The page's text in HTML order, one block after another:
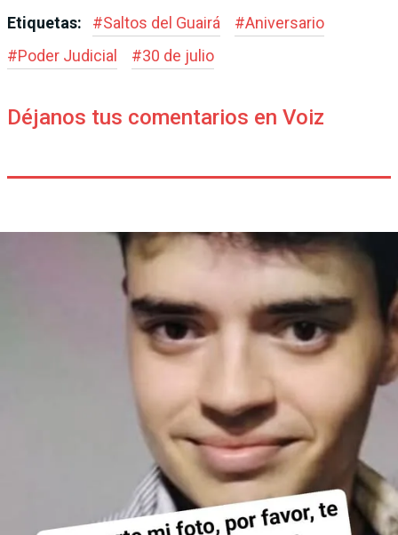
Etiquetas: #Saltos del Guairá #Aniversario
#Poder Judicial #30 de julio
Déjanos tus comentarios en Voiz